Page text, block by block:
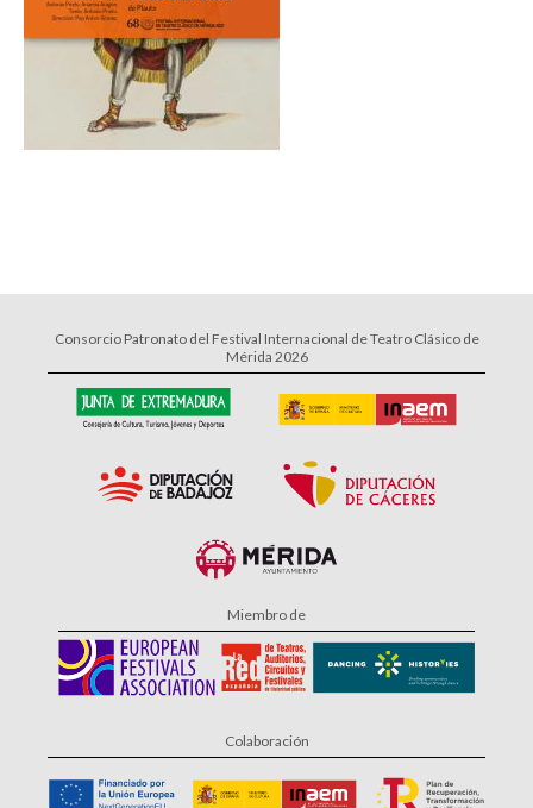
Consorcio Patronato del Festival Internacional de Teatro Clásico de
Mérida 2026
Miembro de
Colaboración